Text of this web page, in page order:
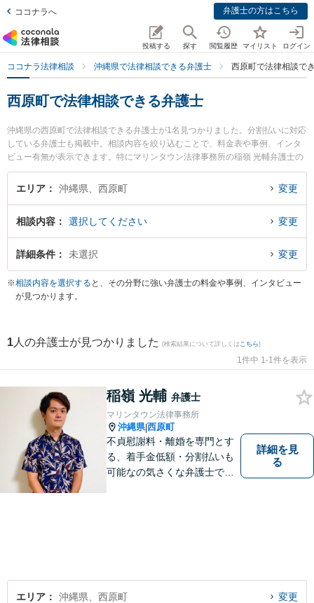
ココナラへ 弁護士の方はこちら
投稿する 探す 閲覧履歴 マイリスト ログイン
ココナラ法律相談 沖縄県で法律相談できる弁護士 西原町で法律相談で
西原町で法律相談できる弁護士
沖縄県の西原町で法律相談できる弁護士が1名見つかりました。分割払いに対応
している弁護士も掲載中。相談内容を絞り込むことで、料金表や事例、インタ
ビュー有無が表示できます。特にマリンタウン法律事務所の稲嶺 光輔弁護士の
プロフィール情報や弁護士費用、強みなどが注目されています。離婚や相続、
交通事故から不動産、ネットトラブル、企業法務まで幅広く取り扱う弁護士が
の過失割合や後遺障害のトラブル解決の実績豊富な近くの弁護士を検索した
い』『初回相談無料で自己破産や債務整理を法律相談できる西原町内の弁護士
に相談予約したい』などでお困りの相談者さんにおすすめです。
エリア 沖縄県、西原町 変更
相談内容 選択してください 変更
詳細条件 未選択 変更
※相談内容を選択する と、その分野に強い弁護士の料金や事例、インタビュー
が見つかります。
1 人の弁護士が見つかりました (検索結果について詳しくは こちら)
1件中 1-1件を表示
稲嶺 光輔 弁護士
マリンタウン法律事務所
沖縄県|西原町
不貞慰謝料・離婚を専門とす
る、着手金低額・分割払いも
可能なの気さくな弁護士で
詳細を見
る
エリア 沖縄県、西原町 変更